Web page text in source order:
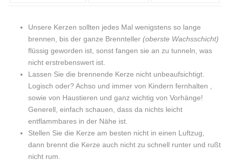
Türkis"
Facebook
in
Türkis"
on
Twitter
Türkis"
on
Google
Plus
Türkis"
on
Pinterest
Türkis"
on
LinkedIn
Unsere Kerzen sollten jedes Mal wenigstens so lange
brennen, bis der ganze Brennteller (oberste Wachsschicht)
flüssig geworden ist, sonst fangen sie an zu tunneln, was
nicht erstrebenswert ist.
Lassen Sie die brennende Kerze nicht unbeaufsichtigt.
Logisch oder? Achso und immer von Kindern fernhalten ,
sowie von Haustieren und ganz wichtig von Vorhänge!
Generell, einfach schauen, dass da nichts leicht
entflammbares in der Nähe ist.
Stellen Sie die Kerze am besten nicht in einen Luftzug,
dann brennt die Kerze auch nicht zu schnell runter und rußt
nicht rum.